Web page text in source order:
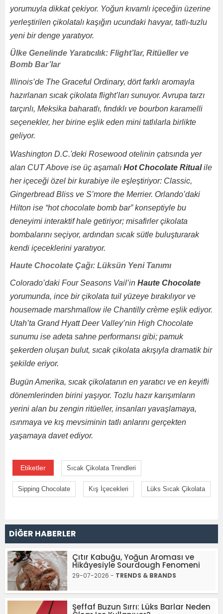
yorumuyla dikkat çekiyor. Yoğun kıvamlı içeceğin üzerine
yerleştirilen çikolatalı kaşığın ucundaki havyar, tatlı-tuzlu
yeni bir denge yaratıyor.
Ülke Genelinde Yaratıcılık: Flight’lar, Ritüeller ve
Bomb Bar’lar
Illinois’de The Graceful Ordinary, dört farklı aromayla
hazırlanan sıcak çikolata flight’ları sunuyor. Avrupa tarzı
tarçınlı, Meksika baharatlı, fındıklı ve bourbon karamelli
seçenekler, her birine eşlik eden mini tatlılarla birlikte
geliyor.
Washington D.C.'deki Rosewood otelinin çatısında yer
alan CUT Above ise üç aşamalı Hot Chocolate Ritualile
her içeceği özel bir kurabiye ile eşleştiriyor: Classic,
Gingerbread Bliss ve S’more the Merrier. Orlando’daki
Hilton ise “hot chocolate bomb bar” konseptiyle bu
deneyimi interaktif hale getiriyor; misafirler çikolata
bombalarını seçiyor, ardından sıcak sütle buluşturarak
kendi içeceklerini yaratıyor.
Haute Chocolate Çağı: Lüksün Yeni Tanımı
Colorado’daki Four Seasons Vail’in Haute Chocolate
yorumunda, ince bir çikolata tuil yüzeye bırakılıyor ve
housemade marshmallow ile Chantilly crème eşlik ediyor.
Utah’ta Grand Hyatt Deer Valley’nin High Chocolate
sunumu ise adeta sahne performansı gibi; pamuk
şekerden oluşan bulut, sıcak çikolata akışıyla dramatik bir
şekilde eriyor.
Bugün Amerika, sıcak çikolatanın en yaratıcı ve en keyifli
dönemlerinden birini yaşıyor. Tozlu hazır karışımların
yerini alan bu zengin ritüeller, insanları yavaşlamaya,
ısınmaya ve kış mevsiminin tatlı anlarını gerçekten
yaşamaya davet ediyor.
Etiketler Sıcak Çikolata Trendleri
Sipping Chocolate Kış İçecekleri Lüks Sıcak Çikolata
DİĞER HABERLER
Çıtır Kabuğu, Yoğun Aroması ve
Hikâyesiyle Sourdough Fenomeni
29-07-2026 - TRENDS & BRANDS
Şeffaf Buzun Sırrı: Lüks Barlar Neden